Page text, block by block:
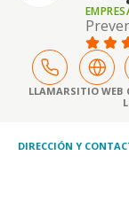
en tu
LLAMARSITIO WEB
DIRECCIÓN Y